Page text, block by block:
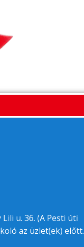
u. 36. (A Pesti úti
az üzlet(ek) előtt.